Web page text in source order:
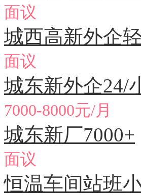
面议
城西高新外企
面议
城东新外企24/
7000-8000元/月
城东新厂7000+
面议
恒温车间站班